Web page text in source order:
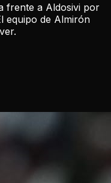
frente a Aldosivi por
equipo de Almirón